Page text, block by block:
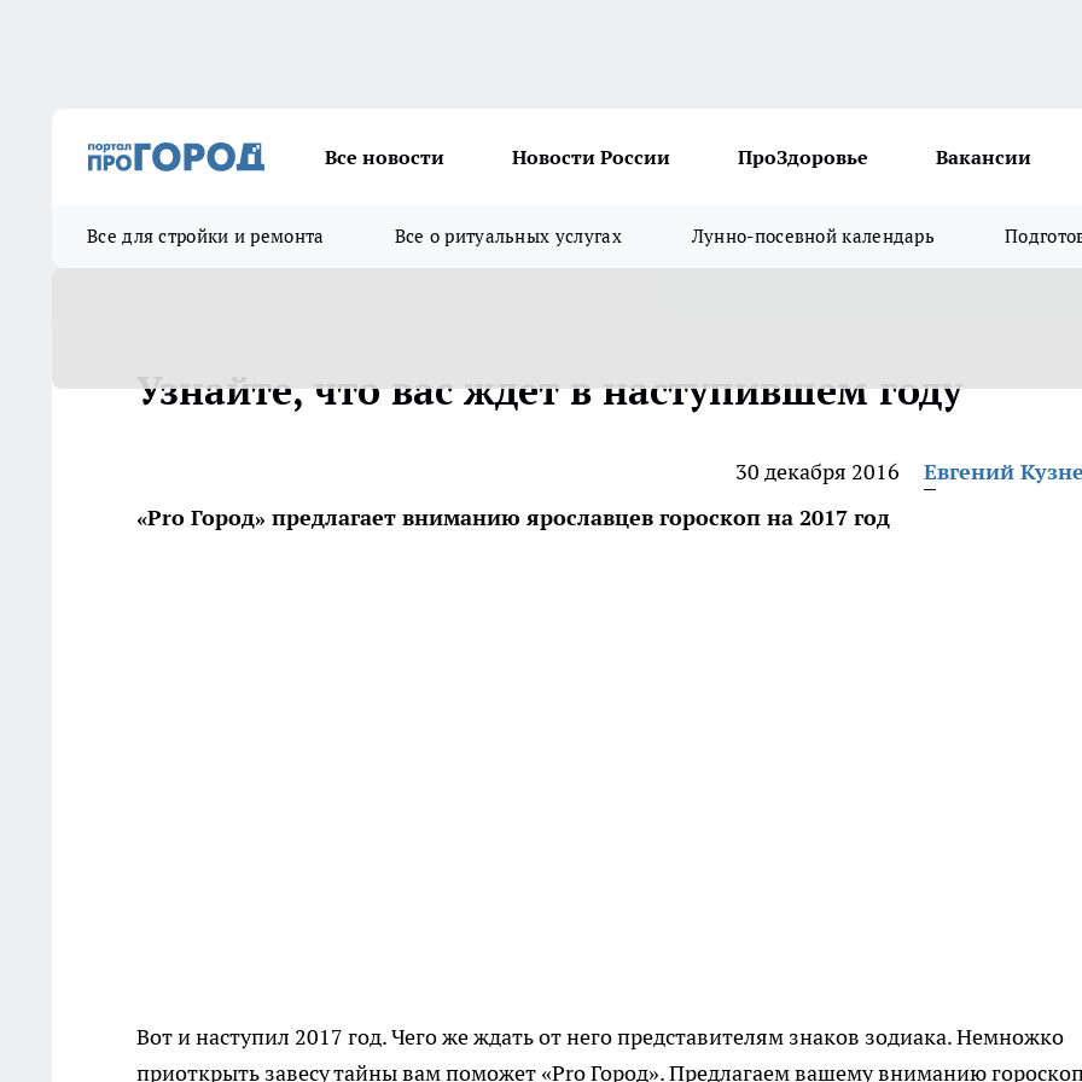
Все новости Новости России ПроЗдоровье Вакансии
Все для стройки и ремонта Все о ритуальных услугах Лунно-посевной календарь
Узнайте, что вас ждет в наступившем году
30 декабря 2016
Евгений
«Pro Город» предлагает вниманию ярославцев гороскоп на 2017 год
Вот и наступил 2017 год. Чего же ждать от него представителям знаков зодиака. Немножко
приоткрыть завесу тайны вам поможет «Pro Город». Предлагаем вашему вниманию